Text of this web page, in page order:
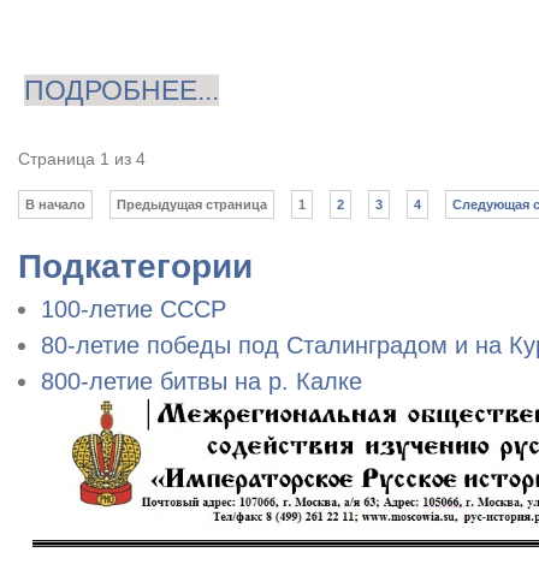
ПОДРОБНЕЕ...
Страница 1 из 4
В начало Предыдущая страница 1 2 3 4 Следующая
Подкатегории
100-летие СССР
80-летие победы под Сталинградом и на
800-летие битвы на р. Калке